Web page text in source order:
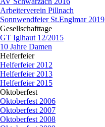
Arbeiterverein Pillnach
Sonnwendfeier St.Englmar 2019
Gesellschafttage
GT Iglhaut 12/2015
10 Jahre Damen
Helferfeier▼
Helferfeier 2012
Helferfeier 2013
Helferfeier 2015
Oktoberfest
Oktoberfest 2006
Oktoberfest 2007
Oktoberfest 2008